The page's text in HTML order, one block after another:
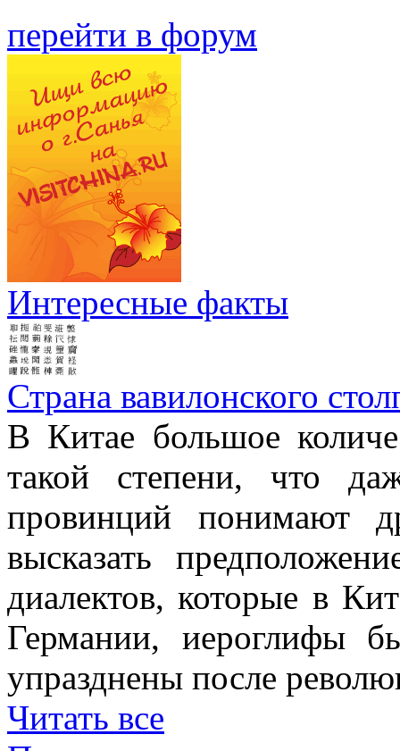
перейти в форум
Интересные факты
Страна вавилонского
В Китае большое
такой степени, что
провинций понимают
высказать
диалектов, которые в
Германии, иероглифы
упразднены после
Читать все